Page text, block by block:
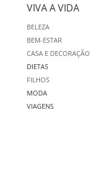
VIVA A VIDA
BELEZA
BEM-ESTAR
CASA E DECORAÇÃO
DIETAS
FILHOS
MODA
VIAGENS